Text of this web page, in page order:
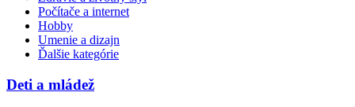
Počítače a internet
Hobby
Umenie a dizajn
Ďalšie kategórie
Deti a mládež